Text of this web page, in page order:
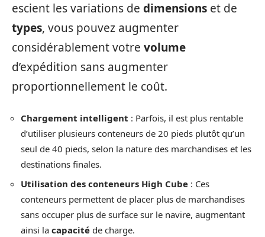
escient les variations de dimensions et de
types, vous pouvez augmenter
considérablement votre volume
d’expédition sans augmenter
proportionnellement le coût.
Chargement intelligent : Parfois, il est plus rentable
d’utiliser plusieurs conteneurs de 20 pieds plutôt qu’un
seul de 40 pieds, selon la nature des marchandises et les
destinations finales.
Utilisation des conteneurs High Cube : Ces
conteneurs permettent de placer plus de marchandises
sans occuper plus de surface sur le navire, augmentant
ainsi la capacité de charge.